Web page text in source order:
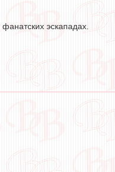
эскападах.